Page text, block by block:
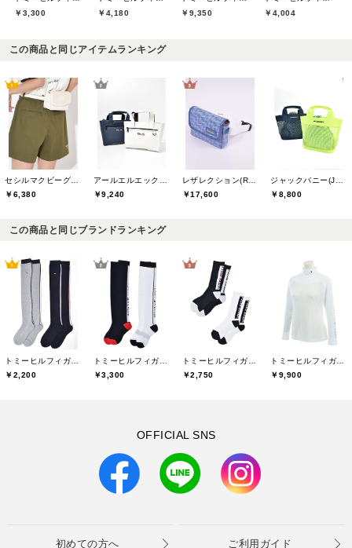
￥3,300
￥4,180
￥9,350
￥4,004
この商品と同じアイテムランキング
セシルマクビーグリーン(CECIL McBEE green)
￥6,380
アールエルエックスゴルフ(RLX GOLF)
￥9,240
レザレクション(Resurrection)
￥17,600
ジャックバニー(Jack Bunny)
￥8,800
この商品と同じブランドランキング
￥2,200
￥3,300
￥2,750
￥9,900
OFFICIAL SNS
初めての方へ ご利用ガイド